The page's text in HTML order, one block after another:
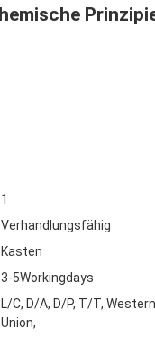
1
Verhandlungsfähig
Kasten
3-5Workingdays
L/C, D/A, D/P, T/T, Western
Union,